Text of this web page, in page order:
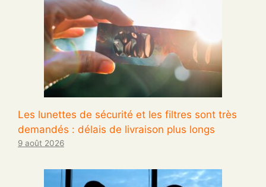
Les lunettes de sécurité et les filtres sont très
demandés : délais de livraison plus longs
9 août 2026